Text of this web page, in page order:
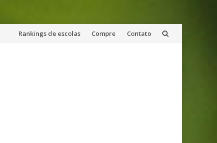
Skip
Rankings de escolas Compre Contato